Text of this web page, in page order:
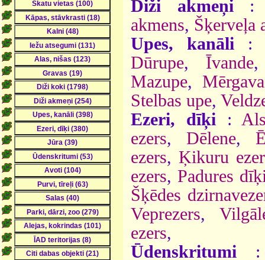
Diži akmeņi
akmens, Šķerveļa
Upes, kanāli :
Dūrupe, Īvande
Mazupe,Mērgava
Stelbas upe,
Ezeri, dīķi :
ezers,Dēlene,
ezers, Ķikuru
ezers,Padures
Šķēdes
Veprezers,
ezers,
Ūdenskritumi